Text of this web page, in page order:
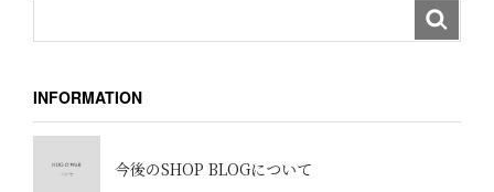
INFORMATION
今後のSHOP BLOGについて